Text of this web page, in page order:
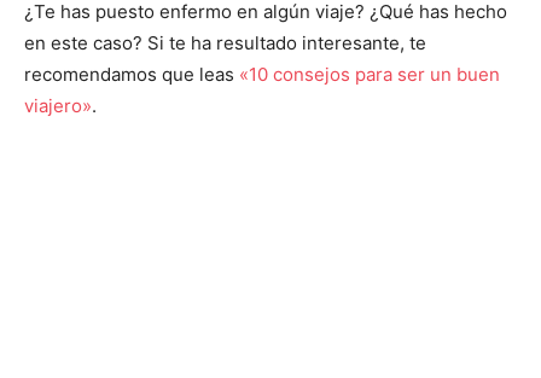
¿Te has puesto enfermo en algún viaje? ¿Qué has hecho
en este caso? Si te ha resultado interesante, te
recomendamos que leas «10 consejos para ser un buen
viajero».